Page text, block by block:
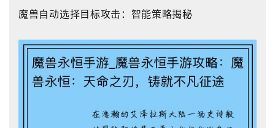
魔兽自动选择目标攻击：智能策略揭秘